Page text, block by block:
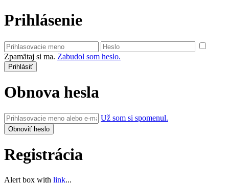
Prihlásenie
Zpamätaj si ma. Zabudol som heslo.
Obnova hesla
Už som si spomenul.
Registrácia
Alert box with link...